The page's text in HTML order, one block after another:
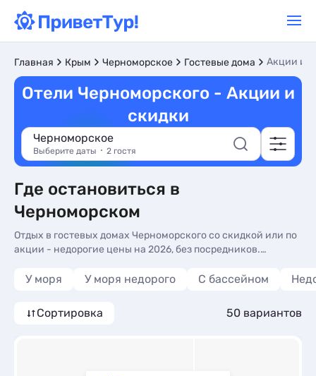
Главная Крым Черноморское Гостевые дома Акции и
Отели Черноморского - Акции и
скидки
Черноморское
Выберите даты 2 гостя
Где остановиться в
Черноморском
Отдых в гостевых домах Черноморского со скидкой или по
акции - недорогие цены на 2026, без посредников.
более 49 вариантов, от 1900 руб, номера с общей кухней,
У моря У моря недорого С бассейном
Сортировка 50 вариантов